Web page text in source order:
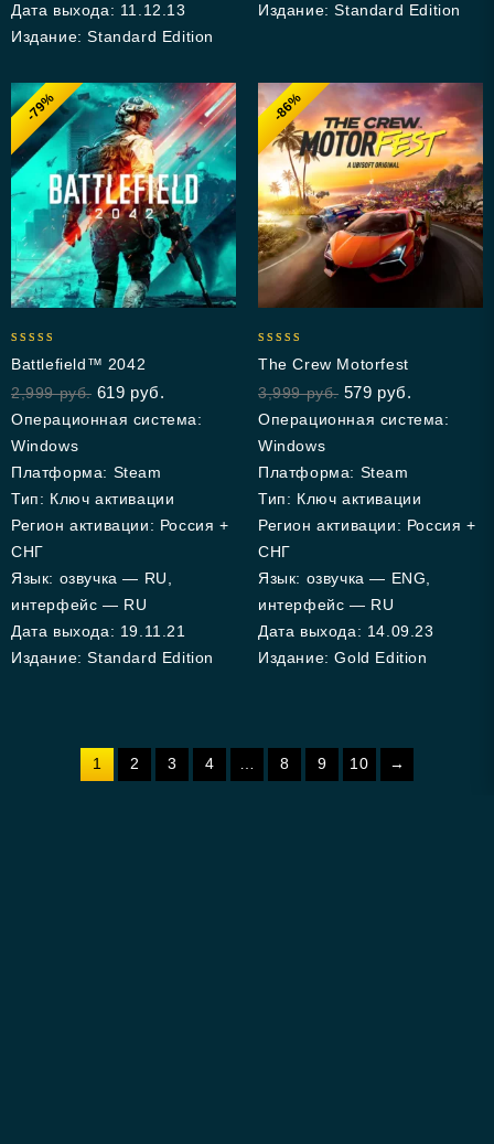
Дата выхода: 11.12.13
Издание: Standard Edition
Издание: Standard Edition
-79%
out of 5
Battlefield™ 2042
2,999руб. 619 руб.
Операционная система:
Windows
Платформа: Steam
Тип: Ключ активации
Регион активации: Россия +
СНГ
Язык: озвучка — RU,
интерфейс — RU
Дата выхода: 19.11.21
Издание: Standard Edition
-86%
out of 5
The Crew Motorfest
3,999руб. 579 руб.
Операционная система:
Windows
Платформа: Steam
Тип: Ключ активации
Регион активации: Россия +
СНГ
Язык: озвучка — ENG,
интерфейс — RU
Дата выхода: 14.09.23
Издание: Gold Edition
1 2 3 4 8 9 10 →